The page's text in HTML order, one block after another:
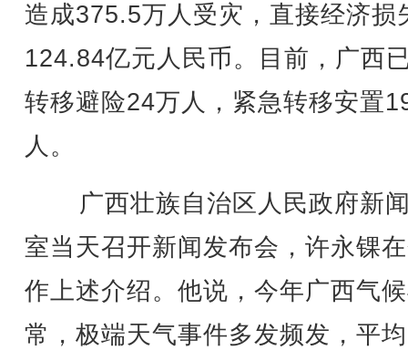
造成375.5万人受灾，直接经济损
124.84亿元人民币。目前，广西
转移避险24万人，紧急转移安置
人。
广西壮族自治区人民政府新
室当天召开新闻发布会，许永锞
作上述介绍。他说，今年广西气
常，极端天气事件多发频发，平